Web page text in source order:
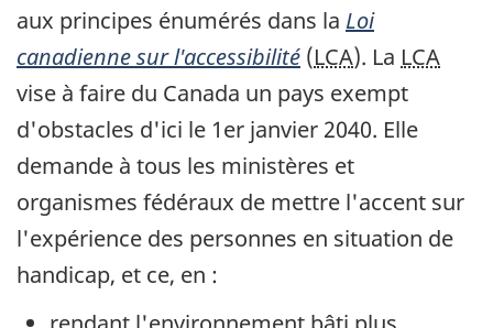
aux principes énumérés dans la Loi
canadienne sur l'accessibilité (LCA). La LCA
vise à faire du Canada un pays exempt
d'obstacles d'ici le 1er janvier 2040. Elle
demande à tous les ministères et
organismes fédéraux de mettre l'accent sur
l'expérience des personnes en situation de
handicap, et ce, en :